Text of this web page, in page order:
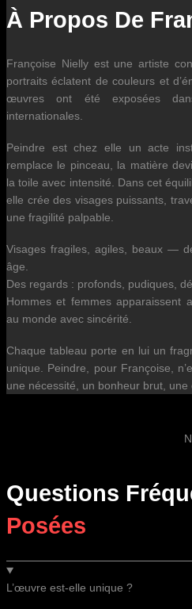
À Propos De
Françoise Nielly est une artiste
portraits éclatent de couleurs et
œuvres ont été exposées
internationales.
Peindre est chez elle un acte
remplace le pinceau, la matière
la toile avec intensité. Dans cet
elle crée des visages puissants,
une fragilité palpable.
Visages fragiles, agiles, beaux —
âge.
Des regards : profonds, pudiques,
Hommes et femmes apparaissent
au monde avec sincérité.
Chaque tableau porte en lui un
unique. Peindre, pour Françoise,
une nécessité, un bonheur brut, une
Questions
Posées
L’œuvre est-elle unique ?